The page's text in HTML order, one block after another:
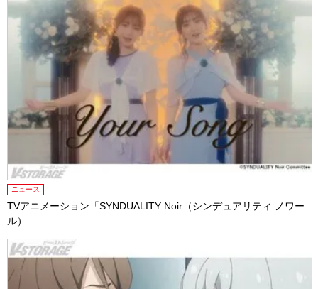
ニュース
TVアニメーション「SYNDUALITY Noir（シンデュアリティ ノワー
ル）...